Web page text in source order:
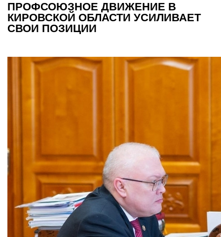
ПРОФСОЮЗНОЕ ДВИЖЕНИЕ В
КИРОВСКОЙ ОБЛАСТИ УСИЛИВАЕТ
СВОИ ПОЗИЦИИ